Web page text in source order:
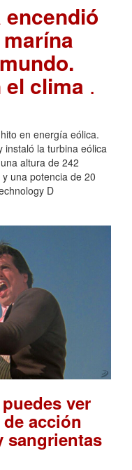
encendió
el clima .
en energía eólica.
instaló la turbina eólica
altura de 242
una potencia de 20
D
ver
acción
sangrientas